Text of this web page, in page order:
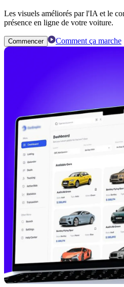
Les visuels améliorés par l'IA et le
présence en ligne de votre voiture.
Commencer Comment ça marche